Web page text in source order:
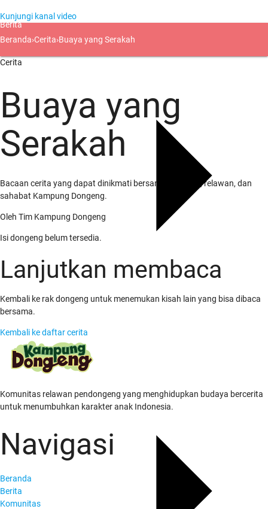
Berita
Tentang Kami
Kunjungi kanal video
Beranda›Cerita›Buaya yang Serakah
Cerita
Buaya yang
Serakah
Bacaan cerita yang dapat dinikmati bersama keluarga, relawan, dan
sahabat Kampung Dongeng.
Oleh Tim Kampung Dongeng
Isi dongeng belum tersedia.
Lanjutkan membaca
Kembali ke rak dongeng untuk menemukan kisah lain yang bisa dibaca
bersama.
Kembali ke daftar cerita
Komunitas relawan pendongeng yang menghidupkan budaya bercerita
untuk menumbuhkan karakter anak Indonesia.
Navigasi
Beranda
Berita
Komunitas